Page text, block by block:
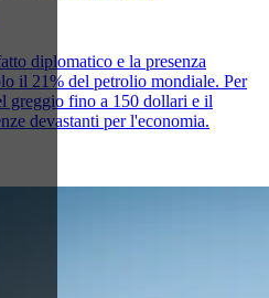
diplomatico e la presenza
il 21% del petrolio mondiale. Per
greggio fino a 150 dollari e il
devastanti per l'economia.